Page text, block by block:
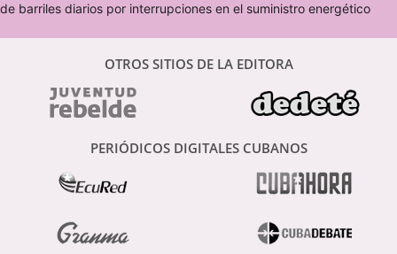
de barriles diarios por interrupciones en el suministro energético
OTROS SITIOS DE LA EDITORA
PERIÓDICOS DIGITALES CUBANOS